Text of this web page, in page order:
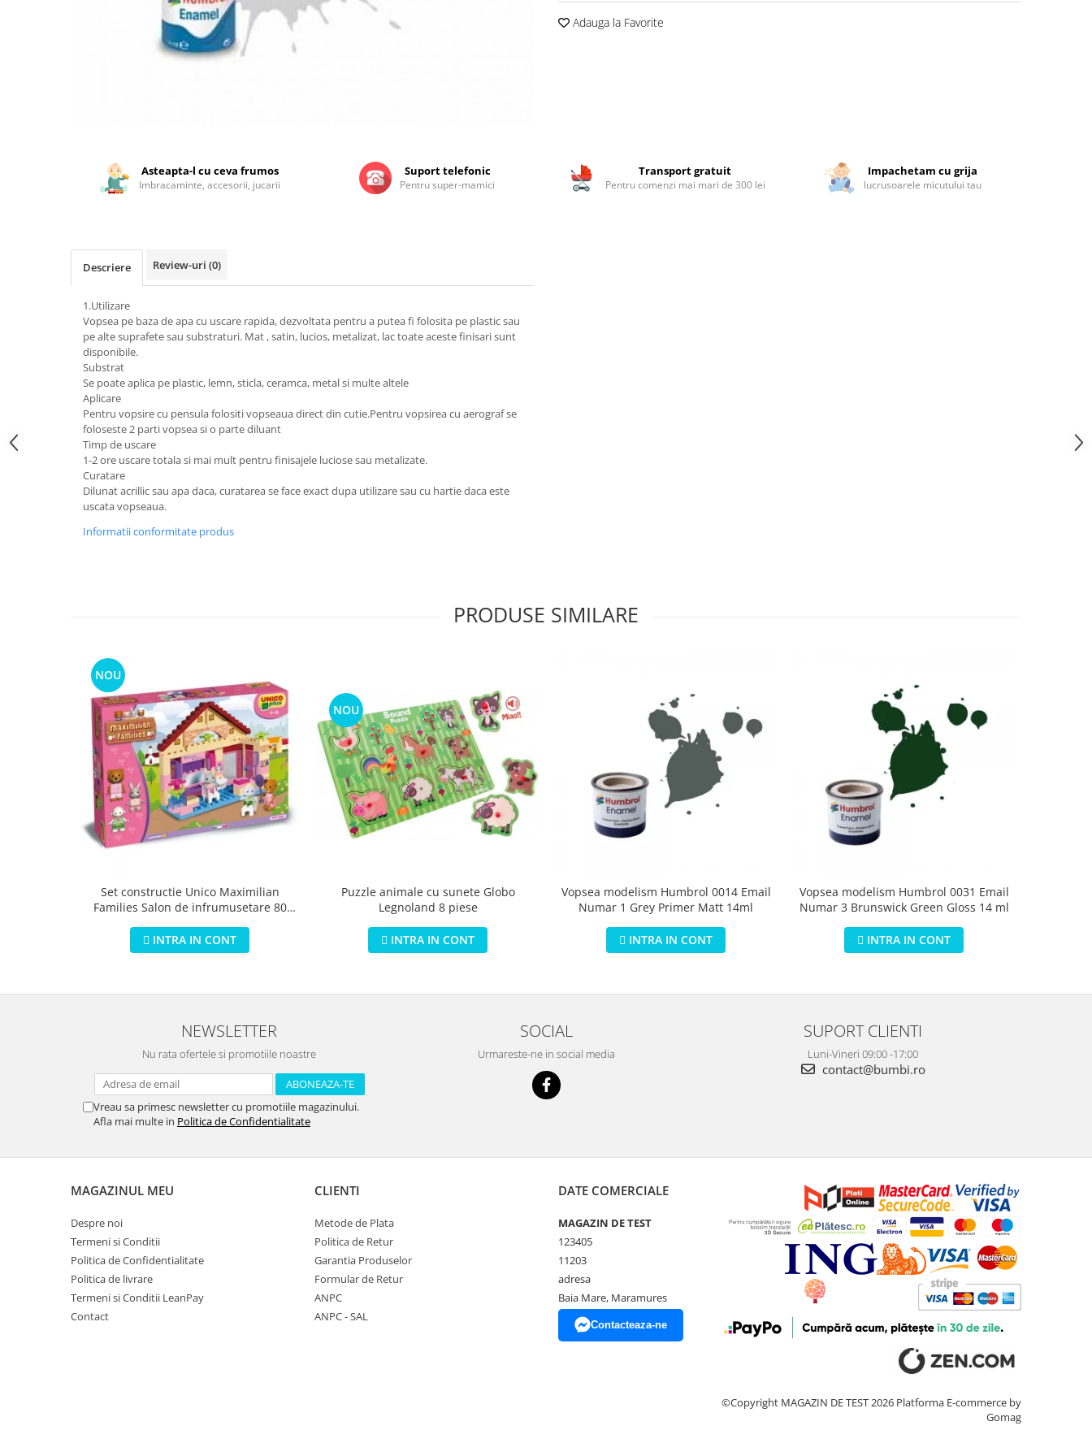
Masinute Radiocomanda
Papusi si accesorii
Biciclete fara pedale
Role, patine cu rotile
Adauga la Favorite
Asteapta-l cu ceva frumos
Imbracaminte, accesorii, jucarii
Suport telefonic
Pentru super-mamici
Transport gratuit
Pentru comenzi mai mari de 300 lei
Impachetam cu grija
lucrusoarele micutului tau
Descriere Review-uri (0)
1.Utilizare
Vopsea pe baza de apa cu uscare rapida, dezvoltata pentru a putea fi folosita pe plastic sau
pe alte suprafete sau substraturi. Mat , satin, lucios, metalizat, lac toate aceste finisari sunt
disponibile.
Substrat
Se poate aplica pe plastic, lemn, sticla, ceramca, metal si multe altele
Aplicare
Pentru vopsire cu pensula folositi vopseaua direct din cutie.Pentru vopsirea cu aerograf se
foloseste 2 parti vopsea si o parte diluant
Timp de uscare
1-2 ore uscare totala si mai mult pentru finisajele luciose sau metalizate.
Curatare
Dilunat acrillic sau apa daca, curatarea se face exact dupa utilizare sau cu hartie daca este
uscata vopseaua.
Informatii conformitate produs
PRODUSE SIMILARE
NOU
Set constructie Unico Maximilian
Families Salon de infrumusetare 80
INTRA IN CONT
NOU
Puzzle animale cu sunete Globo
Legnoland 8 piese
INTRA IN CONT
Vopsea modelism Humbrol 0014 Email
Numar 1 Grey Primer Matt 14ml
INTRA IN CONT
Vopsea modelism Humbrol 0031 Email
Numar 3 Brunswick Green Gloss 14 ml
INTRA IN CONT
NEWSLETTER
Nu rata ofertele si promotiile noastre
Vreau sa primesc newsletter cu promotiile magazinului.
Afla mai multe in Politica de Confidentialitate
SOCIAL
Urmareste-ne in social media
SUPORT CLIENTI
Luni-Vineri 09:00 -17:00
contact@bumbi.ro
MAGAZINUL MEU
Despre noi
Termeni si Conditii
Politica de Confidentialitate
Politica de livrare
Termeni si Conditii LeanPay
Contact
CLIENTI
Metode de Plata
Politica de Retur
Garantia Produselor
Formular de Retur
ANPC
ANPC - SAL
DATE COMERCIALE
MAGAZIN DE TEST
123405
11203
adresa
Baia Mare, Maramures
Contacteaza-ne
©Copyright MAGAZIN DE TEST 2026 Platforma E-commerce by
Gomag